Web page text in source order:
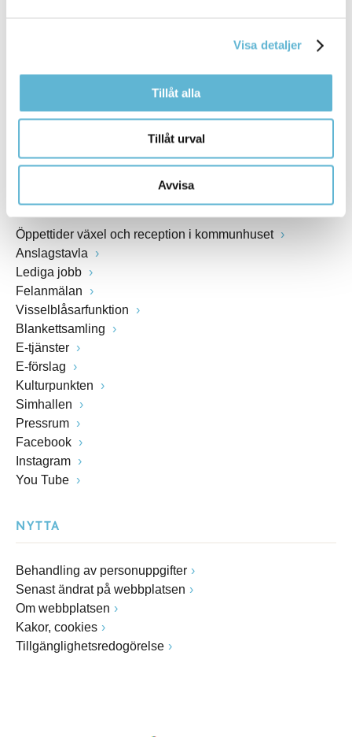
Visa detaljer
Tillåt alla
Tillåt urval
Avvisa
Fax: 0456-82 22 00
Öppettider växel och reception i kommunhuset
Anslagstavla
Lediga jobb
Felanmälan
Visselblåsarfunktion
Blankettsamling
E-tjänster
E-förslag
Kulturpunkten
Simhallen
Pressrum
Facebook
Instagram
You Tube
NYTTA
Behandling av personuppgifter
Senast ändrat på webbplatsen
Om webbplatsen
Kakor, cookies
Tillgänglighetsredogörelse